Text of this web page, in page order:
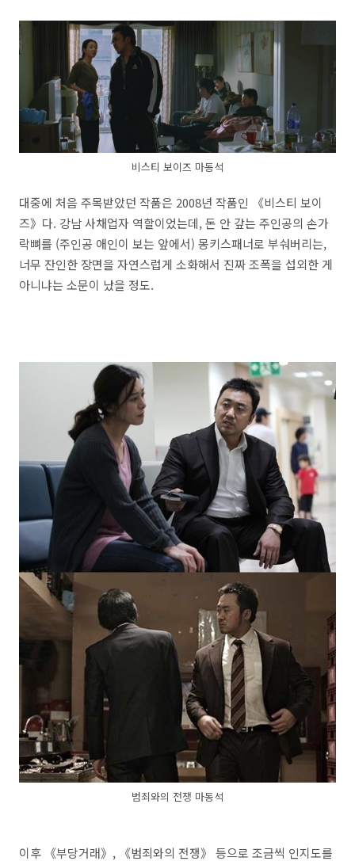
비스티 보이즈 마동석
대중에 처음 주목받았던 작품은 2008년 작품인 《비스티 보이
즈》다. 강남 사채업자 역할이었는데, 돈 안 갚는 주인공의 손가
락뼈를 (주인공 애인이 보는 앞에서) 몽키스패너로 부숴버리는,
너무 잔인한 장면을 자연스럽게 소화해서 진짜 조폭을 섭외한 게
아니냐는 소문이 났을 정도.
범죄와의 전쟁 마동석
이후 《부당거래》, 《범죄와의 전쟁》 등으로 조금씩 인지도를